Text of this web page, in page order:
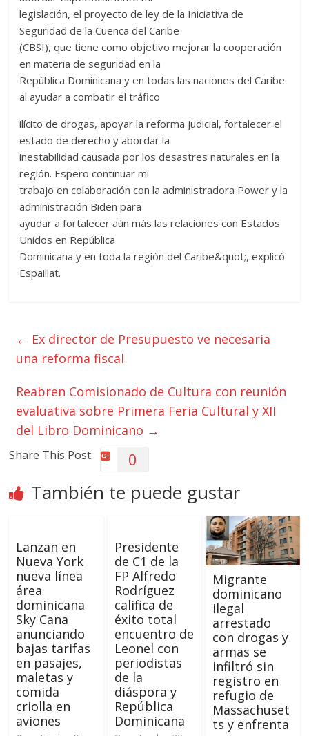
legislación, el proyecto de ley de la Iniciativa de
Seguridad de la Cuenca del Caribe
(CBSI), que tiene como objetivo mejorar la cooperación
en materia de seguridad en la
República Dominicana y en todas las naciones del Caribe
al ayudar a combatir el tráfico
ilícito de drogas, apoyar la reforma judicial, fortalecer el
estado de derecho y abordar la
inestabilidad causada por los desastres naturales en la
región. Espero continuar mi
trabajo en colaboración con la administradora Power y la
administración Biden para
ayudar a fortalecer aún más las relaciones con Estados
Unidos en República
Dominicana y en toda la región del Caribe&quot;, explicó
Espaillat.
← Ex director de Presupuesto ve necesaria
una reforma fiscal
Reabren Comisionado de Cultura con reunión
evaluativa sobre Primera Feria Cultural y XII
del Libro Dominicano →
Share This Post: 0
También te puede gustar
Lanzan en
Nueva York
nueva línea
área
dominicana
Sky Cana
anunciando
bajas tarifas
en pasajes,
maletas y
comida
criolla en
aviones
Presidente
de C1 de la
FP Alfredo
Rodríguez
califica de
éxito total
encuentro de
Leonel con
periodistas
de la
diáspora y
República
Dominicana
Migrante
dominicano
ilegal
arrestado
con drogas y
armas se
infiltró sin
registro en
refugio de
Massachuset
ts y enfrenta